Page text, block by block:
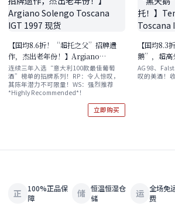
【国均8.6折！“超托之父”招牌遗
作，杰出老年份！】Argiano
Solengo Toscana IGT 1997 现货
连续三年入选“意大利100款最佳葡萄
酒”榜单的招牌系列！RP：令人惊叹，
其陈年潜力不可限量！WS：强烈推荐
*Highly Recommended*！
立即购买
【国均8.3
鹅”，超高
di Trinoro
货
AG 98、
叹的美酒！
正
100%正品保
障
储 恒温恒湿仓
储
运 全场免
费